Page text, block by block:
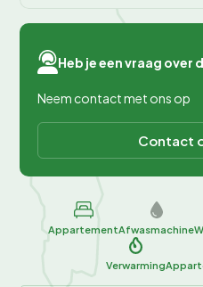
Heb je een vraag over
Neem contact met ons op
Contact
AppartementAfwasmachine
Verwarming